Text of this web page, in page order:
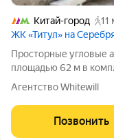
Китай-город
11
ЖК «Титул» на
Просторные угловые
площадью 62 м в
Серебрянической».
гостиная, мастер-
Агентство Whitewill
Позвонить